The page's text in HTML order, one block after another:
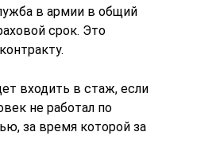
в армии в общий
срок. Это
входить в стаж, если
не работал по
за время которой за